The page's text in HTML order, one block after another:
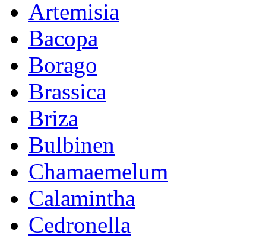
Artemisia
Bacopa
Borago
Brassica
Briza
Bulbinen
Chamaemelum
Calamintha
Cedronella